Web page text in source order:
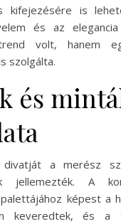
kifejezésére is
és az
volt, hanem
szolgálta.
és
a merész
jellemezték. A
képest a
keveredtek, és a